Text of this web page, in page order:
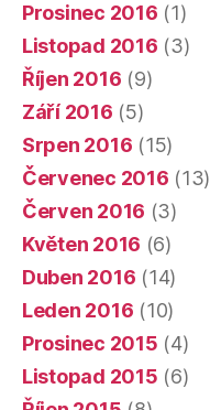
Prosinec 2016 (1)
Listopad 2016 (3)
Říjen 2016 (9)
Září 2016 (5)
Srpen 2016 (15)
Červenec 2016 (13)
Červen 2016 (3)
Květen 2016 (6)
Duben 2016 (14)
Leden 2016 (10)
Prosinec 2015 (4)
Listopad 2015 (6)